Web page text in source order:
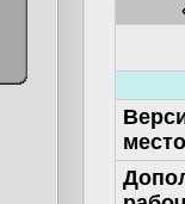
место